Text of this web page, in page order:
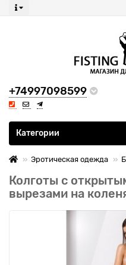
+74997098599
Все категории
Категории
Эротическая одежда
Колготы с
вырезами на